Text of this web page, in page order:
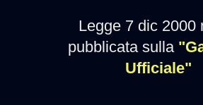
Legge 7 dic 2000
pubblicata sulla
Ufficiale"